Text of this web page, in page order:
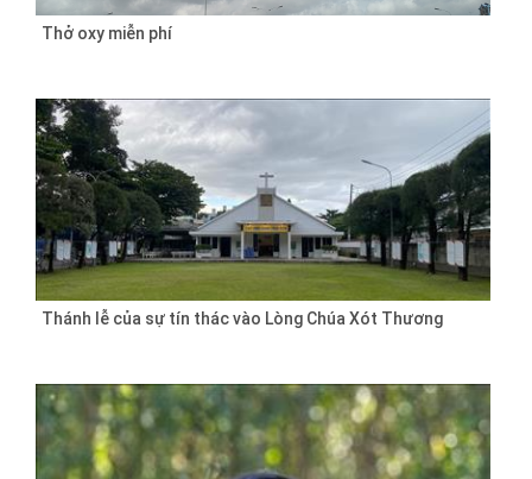
Thở oxy miễn phí
Thánh lễ của sự tín thác vào Lòng Chúa Xót Thương